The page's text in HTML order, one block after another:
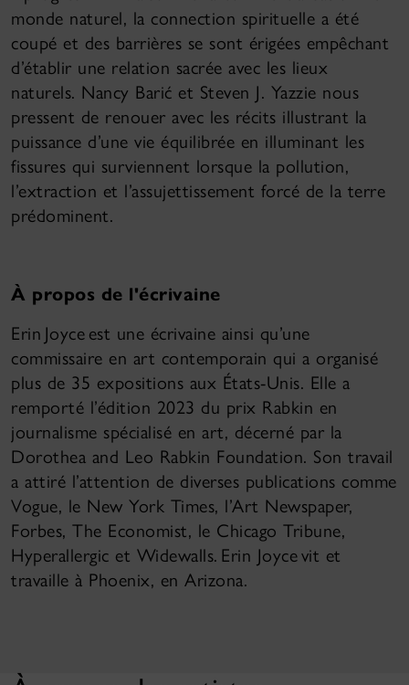
monde naturel, la connection spirituelle a été
coupé et des barrières se sont érigées empêchant
d’établir une relation sacrée avec les lieux
naturels. Nancy Barić et Steven J. Yazzie nous
pressent de renouer avec les récits illustrant la
puissance d’une vie équilibrée en illuminant les
fissures qui surviennent lorsque la pollution,
l’extraction et l’assujettissement forcé de la terre
prédominent.
À propos de l'écrivaine
Erin Joyce est une écrivaine ainsi qu’une
commissaire en art contemporain qui a organisé
plus de 35 expositions aux États-Unis. Elle a
remporté l’édition 2023 du prix Rabkin en
journalisme spécialisé en art, décerné par la
Dorothea and Leo Rabkin Foundation. Son travail
a attiré l’attention de diverses publications comme
Vogue, le New York Times, l’Art Newspaper,
Forbes, The Economist, le Chicago Tribune,
Hyperallergic et Widewalls. Erin Joyce vit et
travaille à Phoenix, en Arizona.